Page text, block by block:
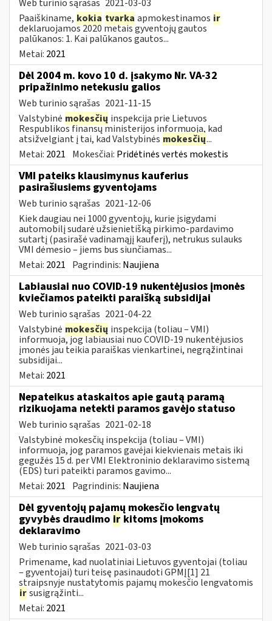
Web turinio sąrašas 2021-03-03
Paaiškiname, kokia tvarka apmokestinamos ir
deklaruojamos 2020 metais gyventojų gautos
palūkanos: 1. Kai palūkanos gautos...
Metai: 2021
Dėl 2004 m. kovo 10 d. įsakymo Nr. VA-32
pripažinimo netekusiu galios
Web turinio sąrašas 2021-11-15
Valstybinė mokesčių inspekcija prie Lietuvos
Respublikos finansų ministerijos informuoja, kad
atsižvelgiant į tai, kad Valstybinės mokesčių...
Metai: 2021 Mokesčiai: Pridėtinės vertės mokestis
VMI pateiks klausimynus kauferius
pasirašiusiems gyventojams
Web turinio sąrašas 2021-12-06
Kiek daugiau nei 1000 gyventojų, kurie įsigydami
automobilį sudarė užsienietišką pirkimo-pardavimo
sutartį (pasirašė vadinamąjį kauferį), netrukus sulauks
VMI dėmesio – jiems bus siunčiamas...
Metai: 2021 Pagrindinis: Naujiena
Labiausiai nuo COVID-19 nukentėjusios įmonės
kviečiamos pateikti paraišką subsidijai
Web turinio sąrašas 2021-04-22
Valstybinė mokesčių inspekcija (toliau – VMI)
informuoja, jog labiausiai nuo COVID-19 nukentėjusios
įmonės jau teikia paraiškas vienkartinei, negrąžintinai
subsidijai...
Metai: 2021
Nepateikus ataskaitos apie gautą paramą
rizikuojama netekti paramos gavėjo statuso
Web turinio sąrašas 2021-02-18
Valstybinė mokesčių inspekcija (toliau – VMI)
informuoja, jog paramos gavėjai kiekvienais metais iki
gegužės 15 d. per VMI Elektroninio deklaravimo sistemą
(EDS) turi pateikti paramos gavimo...
Metai: 2021 Pagrindinis: Naujiena
Dėl gyventojų pajamų mokesčio lengvatų
gyvybės draudimo ir kitoms įmokoms
deklaravimo
Web turinio sąrašas 2021-03-03
Primename, kad nuolatiniai Lietuvos gyventojai (toliau
– gyventojai) turi teisę pasinaudoti GPMĮ[1] 21
straipsnyje nustatytomis pajamų mokesčio lengvatomis
irsusigrąžinti...
Metai: 2021